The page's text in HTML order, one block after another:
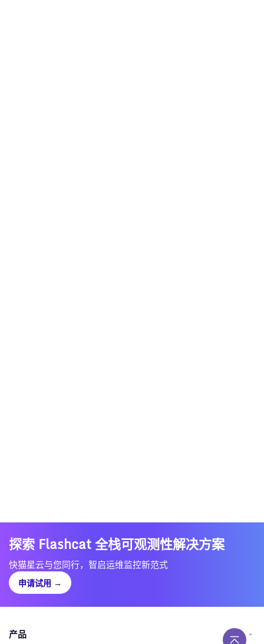
探索 Flashcat 全栈可观测性解决方案
快猫星云与您同行，智启运维监控新范式
申请试用 →
产品